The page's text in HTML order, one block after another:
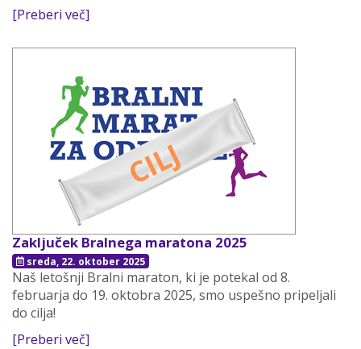
[Preberi več]
Zaključek Bralnega maratona 2025
sreda, 22. oktober 2025
Naš letošnji Bralni maraton, ki je potekal od 8.
februarja do 19. oktobra 2025, smo uspešno pripeljali
do cilja!
[Preberi več]